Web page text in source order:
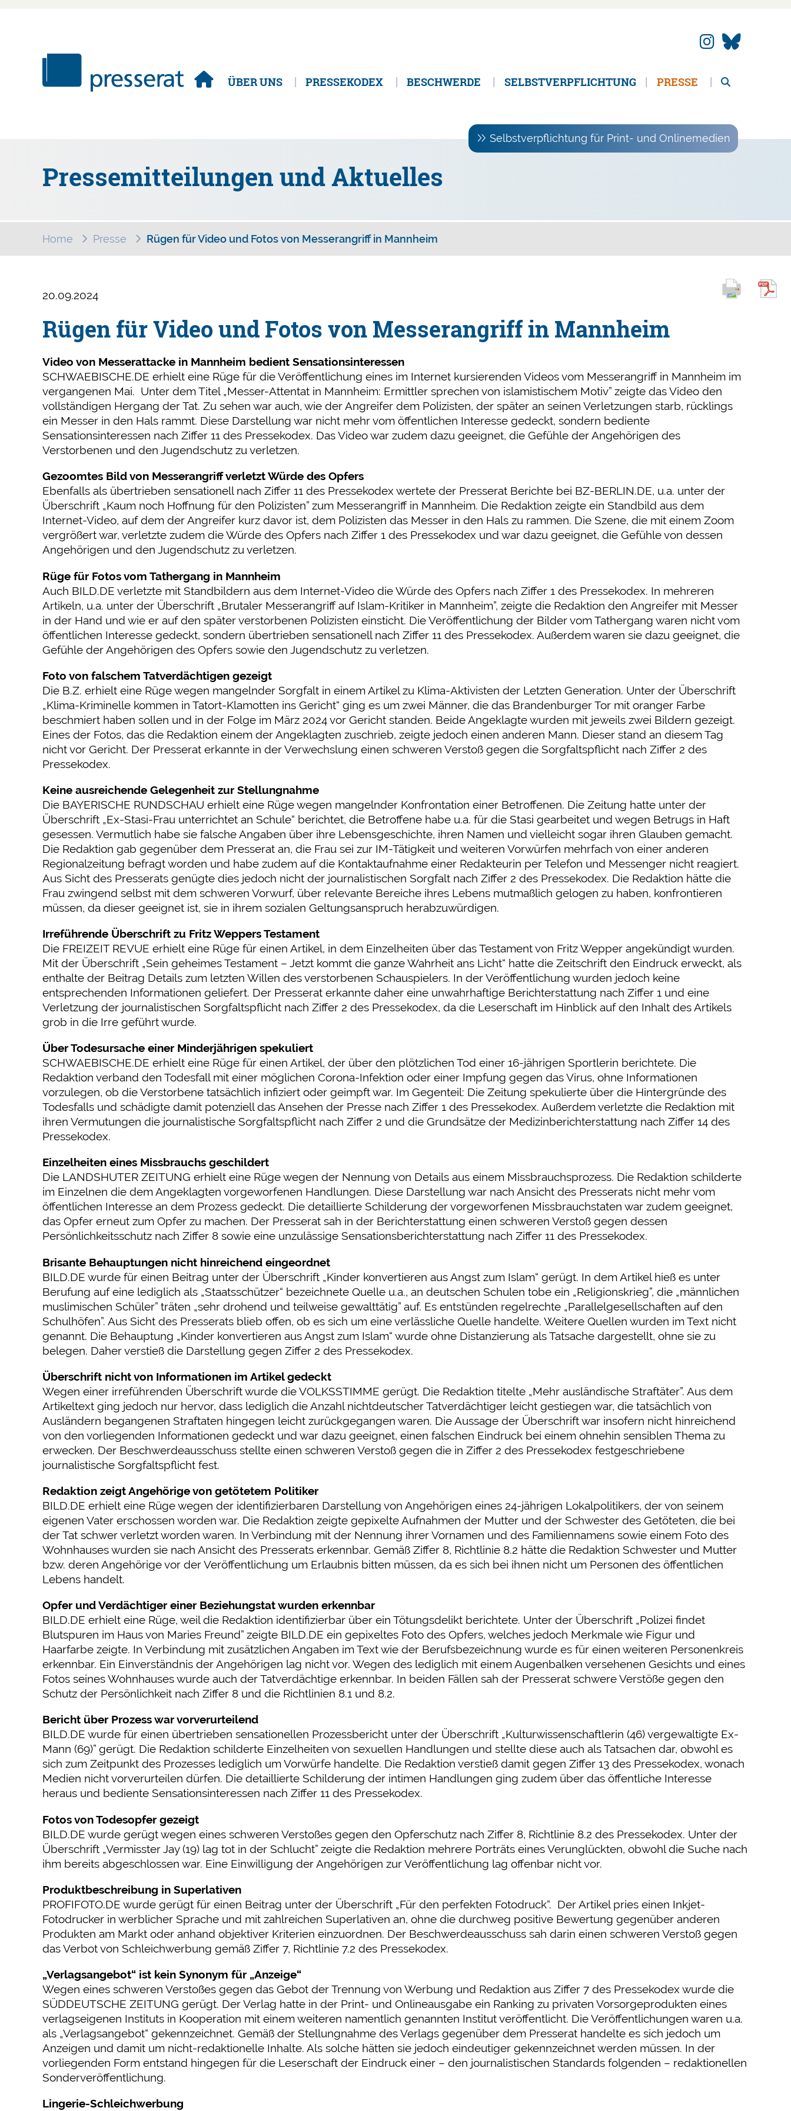
Navigation
überspringenÜBER UNS PRESSEKODEX BESCHWERDE SELBSTVERPFLICHTUNG PRESSE
Selbstverpflichtung für Print- und Onlinemedien
Pressemitteilungen und Aktuelles
Home Presse Rügen für Video und Fotos von Messerangriff in Mannheim
20.09.2024
Rügen für Video und Fotos von Messerangriff in Mannheim
Video von Messerattacke in Mannheim bedient Sensationsinteressen
SCHWAEBISCHE.DE erhielt eine Rüge für die Veröffentlichung eines im Internet kursierenden Videos vom Messerangriff in Mannheim im
vergangenen Mai. Unter dem Titel „Messer-Attentat in Mannheim: Ermittler sprechen von islamistischem Motiv” zeigte das Video den
vollständigen Hergang der Tat. Zu sehen war auch, wie der Angreifer dem Polizisten, der später an seinen Verletzungen starb, rücklings
ein Messer in den Hals rammt. Diese Darstellung war nicht mehr vom öffentlichen Interesse gedeckt, sondern bediente
Sensationsinteressen nach Ziffer 11 des Pressekodex. Das Video war zudem dazu geeignet, die Gefühle der Angehörigen des
Verstorbenen und den Jugendschutz zu verletzen.
Gezoomtes Bild von Messerangriff verletzt Würde des Opfers
Ebenfalls als übertrieben sensationell nach Ziffer 11 des Pressekodex wertete der Presserat Berichte bei BZ-BERLIN.DE, u.a. unter der
Überschrift „Kaum noch Hoffnung für den Polizisten” zum Messerangriff in Mannheim. Die Redaktion zeigte ein Standbild aus dem
Internet-Video, auf dem der Angreifer kurz davor ist, dem Polizisten das Messer in den Hals zu rammen. Die Szene, die mit einem Zoom
vergrößert war, verletzte zudem die Würde des Opfers nach Ziffer 1 des Pressekodex und war dazu geeignet, die Gefühle von dessen
Angehörigen und den Jugendschutz zu verletzen.
Rüge für Fotos vom Tathergang in Mannheim
Auch BILD.DE verletzte mit Standbildern aus dem Internet-Video die Würde des Opfers nach Ziffer 1 des Pressekodex. In mehreren
Artikeln, u.a. unter der Überschrift „Brutaler Messerangriff auf Islam-Kritiker in Mannheim”, zeigte die Redaktion den Angreifer mit Messer
in der Hand und wie er auf den später verstorbenen Polizisten einsticht. Die Veröffentlichung der Bilder vom Tathergang waren nicht vom
öffentlichen Interesse gedeckt, sondern übertrieben sensationell nach Ziffer 11 des Pressekodex. Außerdem waren sie dazu geeignet, die
Gefühle der Angehörigen des Opfers sowie den Jugendschutz zu verletzen.
Foto von falschem Tatverdächtigen gezeigt
Die B.Z. erhielt eine Rüge wegen mangelnder Sorgfalt in einem Artikel zu Klima-Aktivisten der Letzten Generation. Unter der Überschrift
„Klima-Kriminelle kommen in Tatort-Klamotten ins Gericht“ ging es um zwei Männer, die das Brandenburger Tor mit oranger Farbe
beschmiert haben sollen und in der Folge im März 2024 vor Gericht standen. Beide Angeklagte wurden mit jeweils zwei Bildern gezeigt.
Eines der Fotos, das die Redaktion einem der Angeklagten zuschrieb, zeigte jedoch einen anderen Mann. Dieser stand an diesem Tag
nicht vor Gericht. Der Presserat erkannte in der Verwechslung einen schweren Verstoß gegen die Sorgfaltspflicht nach Ziffer 2 des
Pressekodex.
Keine ausreichende Gelegenheit zur Stellungnahme
Die BAYERISCHE RUNDSCHAU erhielt eine Rüge wegen mangelnder Konfrontation einer Betroffenen. Die Zeitung hatte unter der
Überschrift „Ex-Stasi-Frau unterrichtet an Schule“ berichtet, die Betroffene habe u.a. für die Stasi gearbeitet und wegen Betrugs in Haft
gesessen. Vermutlich habe sie falsche Angaben über ihre Lebensgeschichte, ihren Namen und vielleicht sogar ihren Glauben gemacht.
Die Redaktion gab gegenüber dem Presserat an, die Frau sei zur IM-Tätigkeit und weiteren Vorwürfen mehrfach von einer anderen
Regionalzeitung befragt worden und habe zudem auf die Kontaktaufnahme einer Redakteurin per Telefon und Messenger nicht reagiert.
Aus Sicht des Presserats genügte dies jedoch nicht der journalistischen Sorgfalt nach Ziffer 2 des Pressekodex. Die Redaktion hätte die
Frau zwingend selbst mit dem schweren Vorwurf, über relevante Bereiche ihres Lebens mutmaßlich gelogen zu haben, konfrontieren
müssen, da dieser geeignet ist, sie in ihrem sozialen Geltungsanspruch herabzuwürdigen.
Irreführende Überschrift zu Fritz Weppers Testament
Die FREIZEIT REVUE erhielt eine Rüge für einen Artikel, in dem Einzelheiten über das Testament von Fritz Wepper angekündigt wurden.
Mit der Überschrift „Sein geheimes Testament – Jetzt kommt die ganze Wahrheit ans Licht“ hatte die Zeitschrift den Eindruck erweckt, als
enthalte der Beitrag Details zum letzten Willen des verstorbenen Schauspielers. In der Veröffentlichung wurden jedoch keine
entsprechenden Informationen geliefert. Der Presserat erkannte daher eine unwahrhaftige Berichterstattung nach Ziffer 1 und eine
Verletzung der journalistischen Sorgfaltspflicht nach Ziffer 2 des Pressekodex, da die Leserschaft im Hinblick auf den Inhalt des Artikels
grob in die Irre geführt wurde.
Über Todesursache einer Minderjährigen spekuliert
SCHWAEBISCHE.DE erhielt eine Rüge für einen Artikel, der über den plötzlichen Tod einer 16-jährigen Sportlerin berichtete. Die
Redaktion verband den Todesfall mit einer möglichen Corona-Infektion oder einer Impfung gegen das Virus, ohne Informationen
vorzulegen, ob die Verstorbene tatsächlich infiziert oder geimpft war. Im Gegenteil: Die Zeitung spekulierte über die Hintergründe des
Todesfalls und schädigte damit potenziell das Ansehen der Presse nach Ziffer 1 des Pressekodex. Außerdem verletzte die Redaktion mit
ihren Vermutungen die journalistische Sorgfaltspflicht nach Ziffer 2 und die Grundsätze der Medizinberichterstattung nach Ziffer 14 des
Pressekodex.
Einzelheiten eines Missbrauchs geschildert
Die LANDSHUTER ZEITUNG erhielt eine Rüge wegen der Nennung von Details aus einem Missbrauchsprozess. Die Redaktion schilderte
im Einzelnen die dem Angeklagten vorgeworfenen Handlungen. Diese Darstellung war nach Ansicht des Presserats nicht mehr vom
öffentlichen Interesse an dem Prozess gedeckt. Die detaillierte Schilderung der vorgeworfenen Missbrauchstaten war zudem geeignet,
das Opfer erneut zum Opfer zu machen. Der Presserat sah in der Berichterstattung einen schweren Verstoß gegen dessen
Persönlichkeitsschutz nach Ziffer 8 sowie eine unzulässige Sensationsberichterstattung nach Ziffer 11 des Pressekodex.
Brisante Behauptungen nicht hinreichend eingeordnet
BILD.DE wurde für einen Beitrag unter der Überschrift „Kinder konvertieren aus Angst zum Islam“ gerügt. In dem Artikel hieß es unter
Berufung auf eine lediglich als „Staatsschützer“ bezeichnete Quelle u.a., an deutschen Schulen tobe ein „Religionskrieg”, die „männlichen
muslimischen Schüler” träten „sehr drohend und teilweise gewalttätig” auf. Es entstünden regelrechte „Parallelgesellschaften auf den
Schulhöfen”. Aus Sicht des Presserats blieb offen, ob es sich um eine verlässliche Quelle handelte. Weitere Quellen wurden im Text nicht
genannt. Die Behauptung „Kinder konvertieren aus Angst zum Islam“ wurde ohne Distanzierung als Tatsache dargestellt, ohne sie zu
belegen. Daher verstieß die Darstellung gegen Ziffer 2 des Pressekodex.
Überschrift nicht von Informationen im Artikel gedeckt
Wegen einer irreführenden Überschrift wurde die VOLKSSTIMME gerügt. Die Redaktion titelte „Mehr ausländische Straftäter”. Aus dem
Artikeltext ging jedoch nur hervor, dass lediglich die Anzahl nichtdeutscher Tatverdächtiger leicht gestiegen war, die tatsächlich von
Ausländern begangenen Straftaten hingegen leicht zurückgegangen waren. Die Aussage der Überschrift war insofern nicht hinreichend
von den vorliegenden Informationen gedeckt und war dazu geeignet, einen falschen Eindruck bei einem ohnehin sensiblen Thema zu
erwecken. Der Beschwerdeausschuss stellte einen schweren Verstoß gegen die in Ziffer 2 des Pressekodex festgeschriebene
journalistische Sorgfaltspflicht fest.
Redaktion zeigt Angehörige von getötetem Politiker
BILD.DE erhielt eine Rüge wegen der identifizierbaren Darstellung von Angehörigen eines 24-jährigen Lokalpolitikers, der von seinem
eigenen Vater erschossen worden war. Die Redaktion zeigte gepixelte Aufnahmen der Mutter und der Schwester des Getöteten, die bei
der Tat schwer verletzt worden waren. In Verbindung mit der Nennung ihrer Vornamen und des Familiennamens sowie einem Foto des
Wohnhauses wurden sie nach Ansicht des Presserats erkennbar. Gemäß Ziffer 8, Richtlinie 8.2 hätte die Redaktion Schwester und Mutter
bzw. deren Angehörige vor der Veröffentlichung um Erlaubnis bitten müssen, da es sich bei ihnen nicht um Personen des öffentlichen
Lebens handelt.
Opfer und Verdächtiger einer Beziehungstat wurden erkennbar
BILD.DE erhielt eine Rüge, weil die Redaktion identifizierbar über ein Tötungsdelikt berichtete. Unter der Überschrift „Polizei findet
Blutspuren im Haus von Maries Freund” zeigte BILD.DE ein gepixeltes Foto des Opfers, welches jedoch Merkmale wie Figur und
Haarfarbe zeigte. In Verbindung mit zusätzlichen Angaben im Text wie der Berufsbezeichnung wurde es für einen weiteren Personenkreis
erkennbar. Ein Einverständnis der Angehörigen lag nicht vor. Wegen des lediglich mit einem Augenbalken versehenen Gesichts und eines
Fotos seines Wohnhauses wurde auch der Tatverdächtige erkennbar. In beiden Fällen sah der Presserat schwere Verstöße gegen den
Schutz der Persönlichkeit nach Ziffer 8 und die Richtlinien 8.1 und 8.2.
Bericht über Prozess war vorverurteilend
BILD.DE wurde für einen übertrieben sensationellen Prozessbericht unter der Überschrift „Kulturwissenschaftlerin (46) vergewaltigte Ex-
Mann (69)” gerügt. Die Redaktion schilderte Einzelheiten von sexuellen Handlungen und stellte diese auch als Tatsachen dar, obwohl es
sich zum Zeitpunkt des Prozesses lediglich um Vorwürfe handelte. Die Redaktion verstieß damit gegen Ziffer 13 des Pressekodex, wonach
Medien nicht vorverurteilen dürfen. Die detaillierte Schilderung der intimen Handlungen ging zudem über das öffentliche Interesse
heraus und bediente Sensationsinteressen nach Ziffer 11 des Pressekodex.
Fotos von Todesopfer gezeigt
BILD.DE wurde gerügt wegen eines schweren Verstoßes gegen den Opferschutz nach Ziffer 8, Richtlinie 8.2 des Pressekodex. Unter der
Überschrift „Vermisster Jay (19) lag tot in der Schlucht” zeigte die Redaktion mehrere Porträts eines Verunglückten, obwohl die Suche nach
ihm bereits abgeschlossen war. Eine Einwilligung der Angehörigen zur Veröffentlichung lag offenbar nicht vor.
Produktbeschreibung in Superlativen
PROFIFOTO.DE wurde gerügt für einen Beitrag unter der Überschrift „Für den perfekten Fotodruck“. Der Artikel pries einen Inkjet-
Fotodrucker in werblicher Sprache und mit zahlreichen Superlativen an, ohne die durchweg positive Bewertung gegenüber anderen
Produkten am Markt oder anhand objektiver Kriterien einzuordnen. Der Beschwerdeausschuss sah darin einen schweren Verstoß gegen
das Verbot von Schleichwerbung gemäß Ziffer 7, Richtlinie 7.2 des Pressekodex.
„Verlagsangebot“ ist kein Synonym für „Anzeige“
Wegen eines schweren Verstoßes gegen das Gebot der Trennung von Werbung und Redaktion aus Ziffer 7 des Pressekodex wurde die
SÜDDEUTSCHE ZEITUNG gerügt. Der Verlag hatte in der Print- und Onlineausgabe ein Ranking zu privaten Vorsorgeprodukten eines
verlagseigenen Instituts in Kooperation mit einem weiteren namentlich genannten Institut veröffentlicht. Die Veröffentlichungen waren u.a.
als „Verlagsangebot“ gekennzeichnet. Gemäß der Stellungnahme des Verlags gegenüber dem Presserat handelte es sich jedoch um
Anzeigen und damit um nicht-redaktionelle Inhalte. Als solche hätten sie jedoch eindeutiger gekennzeichnet werden müssen. In der
vorliegenden Form entstand hingegen für die Leserschaft der Eindruck einer – den journalistischen Standards folgenden – redaktionellen
Sonderveröffentlichung.
Lingerie-Schleichwerbung